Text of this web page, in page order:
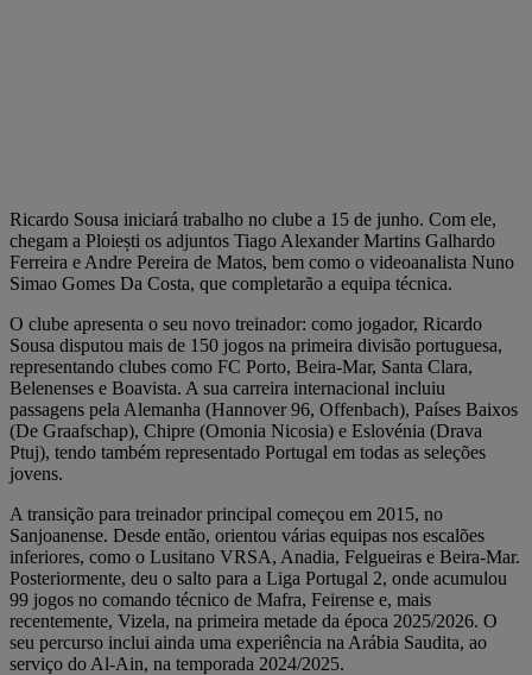
Ricardo Sousa iniciará trabalho no clube a 15 de junho. Com ele,
chegam a Ploiești os adjuntos Tiago Alexander Martins Galhardo
Ferreira e Andre Pereira de Matos, bem como o videoanalista Nuno
Simao Gomes Da Costa, que completarão a equipa técnica.
O clube apresenta o seu novo treinador: como jogador, Ricardo
Sousa disputou mais de 150 jogos na primeira divisão portuguesa,
representando clubes como FC Porto, Beira-Mar, Santa Clara,
Belenenses e Boavista. A sua carreira internacional incluiu
passagens pela Alemanha (Hannover 96, Offenbach), Países Baixos
(De Graafschap), Chipre (Omonia Nicosia) e Eslovénia (Drava
Ptuj), tendo também representado Portugal em todas as seleções
jovens.
A transição para treinador principal começou em 2015, no
Sanjoanense. Desde então, orientou várias equipas nos escalões
inferiores, como o Lusitano VRSA, Anadia, Felgueiras e Beira-Mar.
Posteriormente, deu o salto para a Liga Portugal 2, onde acumulou
99 jogos no comando técnico de Mafra, Feirense e, mais
recentemente, Vizela, na primeira metade da época 2025/2026. O
seu percurso inclui ainda uma experiência na Arábia Saudita, ao
serviço do Al-Ain, na temporada 2024/2025.